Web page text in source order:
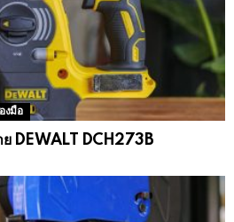
งมือ
ย DEWALT DCH273B